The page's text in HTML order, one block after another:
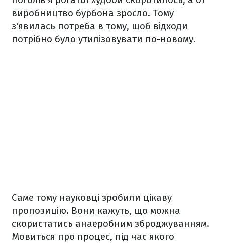
виробництво бурбона зросло. Тому
з'явилась потреба в тому, щоб відходи
потрібно було утилізовувати по-новому.
Саме тому науковці зробили цікаву
пропозицію. Вони кажуть, що можна
скористатись анаеробним зброджуванням.
Мовиться про процес, під час якого